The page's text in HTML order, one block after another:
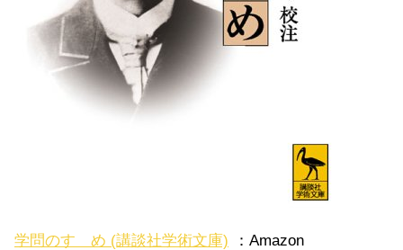
学問のすゝめ (講談社学術文庫) ：Amazon